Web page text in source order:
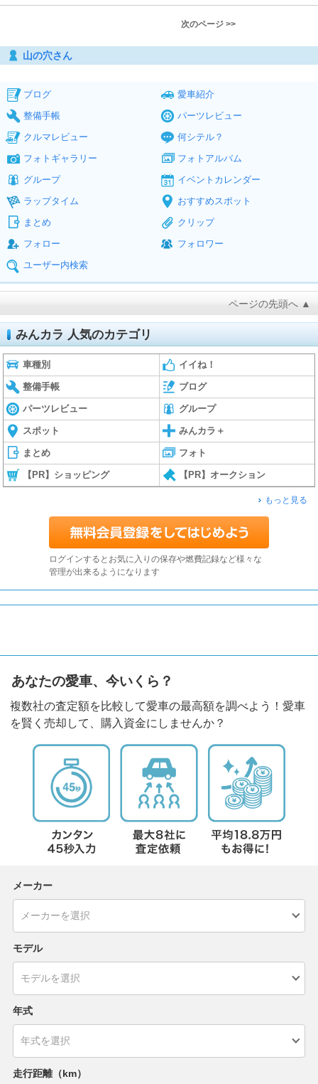
次のページ >>
山の穴さん
ブログ
愛車紹介
整備手帳
パーツレビュー
クルマレビュー
何シテル？
フォトギャラリー
フォトアルバム
グループ
イベントカレンダー
ラップタイム
おすすめスポット
まとめ
クリップ
フォロー
フォロワー
ユーザー内検索
ページの先頭へ ▲
みんカラ 人気のカテゴリ
車種別 イイね！
整備手帳 ブログ
パーツレビュー グループ
スポット みんカラ＋
まとめ フォト
【PR】ショッピング 【PR】オークション
もっと見る
ログインするとお気に入りの保存や燃費記録など様々な
管理が出来るようになります
あなたの愛車、今いくら？
複数社の査定額を比較して愛車の最高額を調べよう！愛車
を賢く売却して、購入資金にしませんか？
メーカー
モデル
年式
走行距離（km）